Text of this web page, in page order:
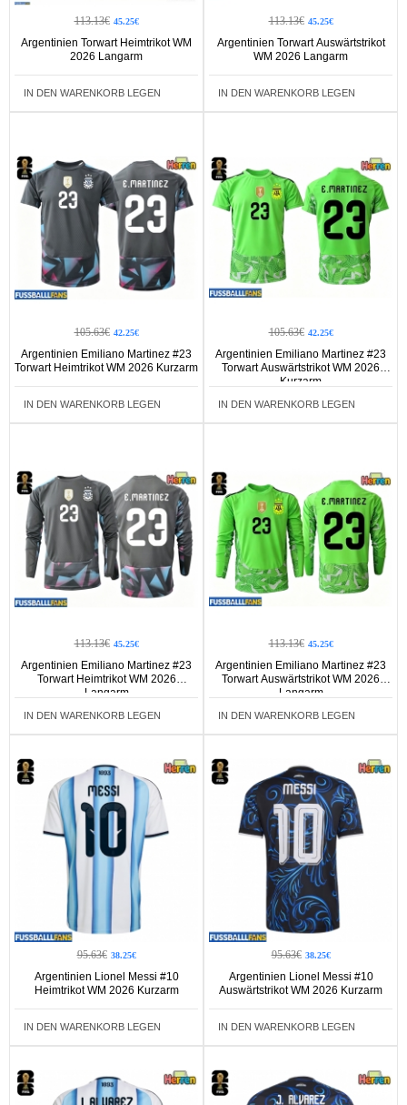
113.13€ 45.25€
Argentinien Torwart Heimtrikot WM
2026 Langarm
IN DEN WARENKORB LEGEN
113.13€ 45.25€
Argentinien Torwart Auswärtstrikot
WM 2026 Langarm
IN DEN WARENKORB LEGEN
105.63€ 42.25€
Argentinien Emiliano Martinez #23
Torwart Heimtrikot WM 2026 Kurzarm
IN DEN WARENKORB LEGEN
105.63€ 42.25€
Argentinien Emiliano Martinez #23
Torwart Auswärtstrikot WM 2026
Kurzarm
IN DEN WARENKORB LEGEN
113.13€ 45.25€
Argentinien Emiliano Martinez #23
Torwart Heimtrikot WM 2026
Langarm
IN DEN WARENKORB LEGEN
113.13€ 45.25€
Argentinien Emiliano Martinez #23
Torwart Auswärtstrikot WM 2026
Langarm
IN DEN WARENKORB LEGEN
95.63€ 38.25€
Argentinien Lionel Messi #10
Heimtrikot WM 2026 Kurzarm
IN DEN WARENKORB LEGEN
95.63€ 38.25€
Argentinien Lionel Messi #10
Auswärtstrikot WM 2026 Kurzarm
IN DEN WARENKORB LEGEN